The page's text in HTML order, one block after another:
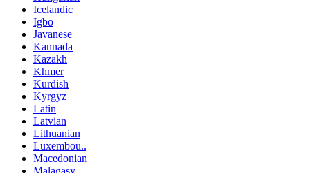
Icelandic
Igbo
Javanese
Kannada
Kazakh
Khmer
Kurdish
Kyrgyz
Latin
Latvian
Lithuanian
Luxembou..
Macedonian